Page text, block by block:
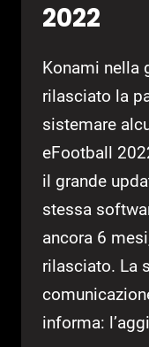
2022
Konami nella
rilasciato la
sistemare
eFootball
il grande
stessa
ancora 6
rilasciato. La
informa: